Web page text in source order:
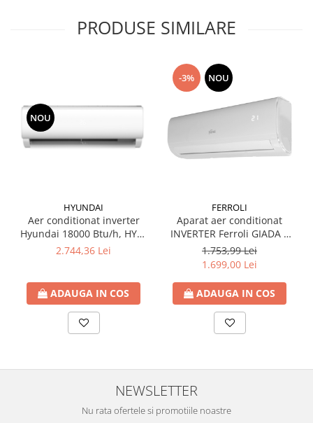
PRODUSE SIMILARE
NOU
HYUNDAI
Aer conditionat inverter
Hyundai 18000 Btu/h, HYU-
18HRFN8-QRD0GW WIFI
2.744,36 Lei
ADAUGA IN COS
-3% NOU
FERROLI
Aparat aer conditionat
INVERTER Ferroli GIADA S
9000BTU WI-FI
1.753,99 Lei
1.699,00 Lei
ADAUGA IN COS
NEWSLETTER
Nu rata ofertele si promotiile noastre